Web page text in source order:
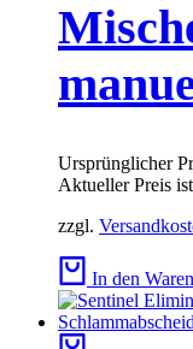
Ursprünglicher
Aktueller Preis
zzgl.
In den